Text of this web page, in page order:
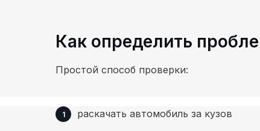
Как определить
Простой способ проверки:
раскачать автомобиль за кузов